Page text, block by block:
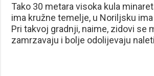
Tako 30 metara visoka kula
ima kružne temelje, u Noriljsku
Pri takvoj gradnji, naime, zidovi se
zamrzavaju i bolje odolijevaju